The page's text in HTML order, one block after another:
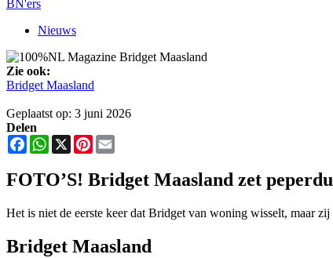
BN'ers
Nieuws
Zie ook:
Bridget Maasland
Geplaatst op: 3 juni 2026
Delen
FacebookWhatsApp
X Pinterest
FOTO’S! Bridget Maasland zet
Het is niet de eerste keer dat Bridget van woning wisselt, maar
Bridget Maasland